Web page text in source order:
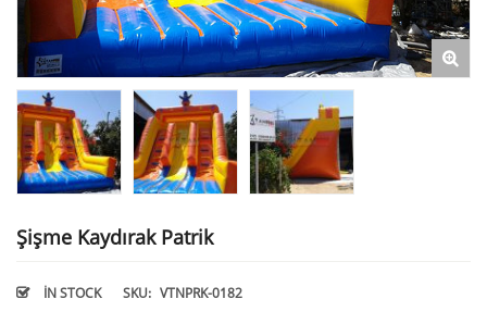
Şişme Kaydırak Patrik
IN STOCK SKU: VTNPRK-0182